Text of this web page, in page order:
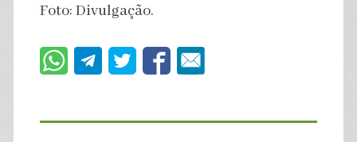
Foto: Divulgação.